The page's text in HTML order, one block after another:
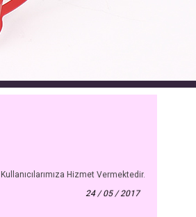
Hizmet Vermektedir.